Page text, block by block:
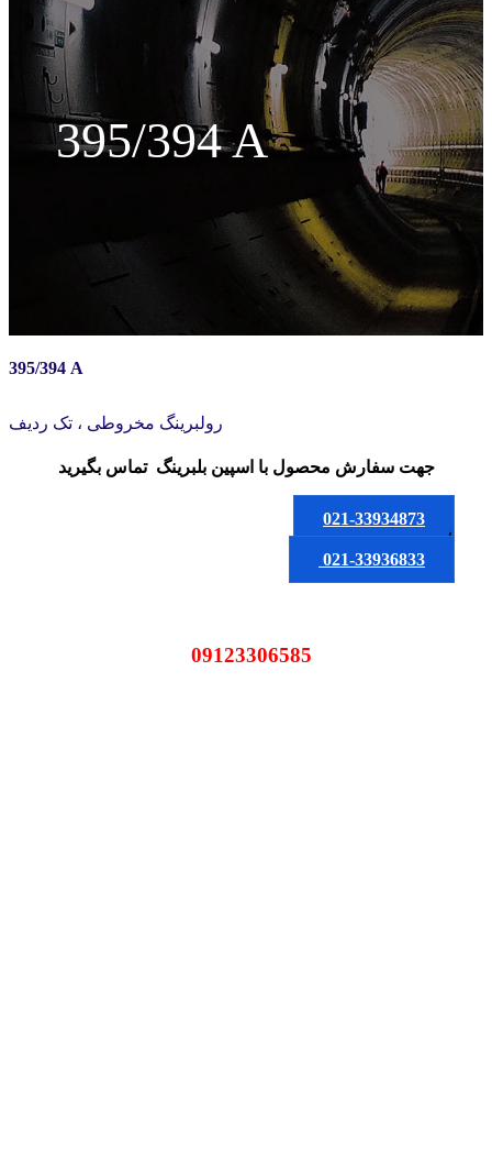
395/394 A
395/394 A
رولبرینگ مخروطی ، تک ردیف
جهت سفارش محصولبا اسپین بلبرینگ تماس بگیرید
021-33934873
یا
021-33936833